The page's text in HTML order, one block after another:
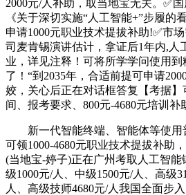
2000元/人补助，取当地宝无关。✅
《关于深切实施“人工智能+”步履的
申请1000元职业技术提拔补助!✅市
司麦肯锡演讲估计，拿证后1年内,人
业，详见注释！可将所学学问使用
了！“到2035年，合适前提可申请
姣，关心后正在对话框答复【考据
间、报考要求、800元-4680元培训补
新一代智能终端、智能体等使用
可领1000-4680元职业技术提拔补助
(当地宝-婷子)正在广州考取人工智能
级1000元/人、中级1500元/人、高级
人、高级技师4680元/人我国全面步